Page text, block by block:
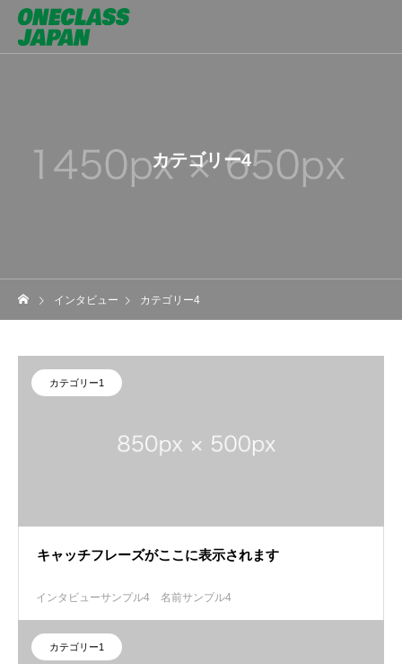
カテゴリー4
インタビュー カテゴリー4
カテゴリー1
キャッチフレーズがここに表示されます
インタビューサンプル4 名前サンプル4
カテゴリー1